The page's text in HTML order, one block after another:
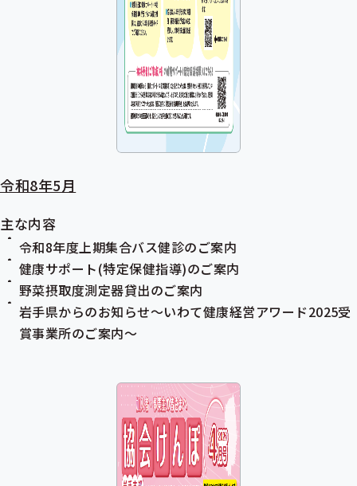
令和8年5月
主な内容
令和8年度上期集合バス健診のご案内
健康サポート(特定保健指導)のご案内
野菜摂取度測定器貸出のご案内
岩手県からのお知らせ～いわて健康経営アワード2025受
賞事業所のご案内～